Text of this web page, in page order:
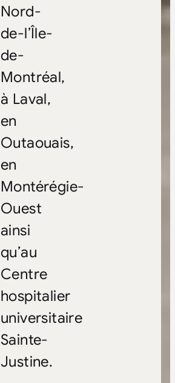
Nord-
de-l’Île-
de-
Montréal,
à Laval,
en
Outaouais,
en
Montérégie-
Ouest
ainsi
qu’au
Centre
hospitalier
universitaire
Sainte-
Justine.